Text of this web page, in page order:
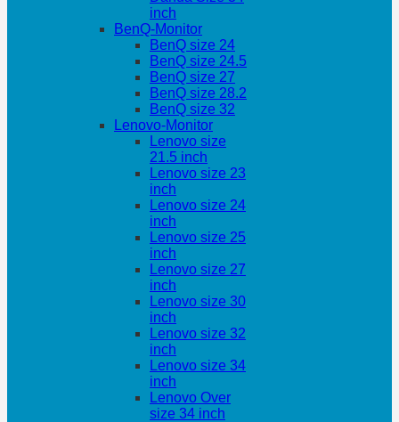
inch
BenQ-Monitor
BenQ size 24
BenQ size 24.5
BenQ size 27
BenQ size 28.2
BenQ size 32
Lenovo-Monitor
Lenovo size
21.5 inch
Lenovo size 23
inch
Lenovo size 24
inch
Lenovo size 25
inch
Lenovo size 27
inch
Lenovo size 30
inch
Lenovo size 32
inch
Lenovo size 34
inch
Lenovo Over
size 34 inch